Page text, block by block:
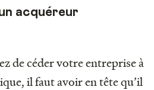
acquéreur
de céder votre entreprise à
il faut avoir en tête qu’il